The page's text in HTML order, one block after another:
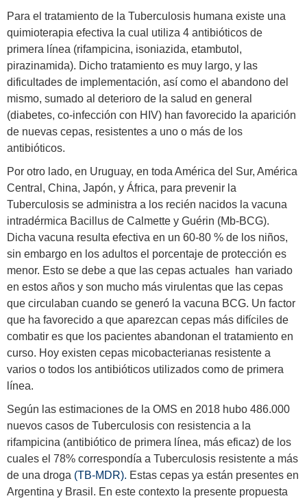
Para el tratamiento de la Tuberculosis humana existe una
quimioterapia efectiva la cual utiliza 4 antibióticos de
primera línea (rifampicina, isoniazida, etambutol,
pirazinamida). Dicho tratamiento es muy largo, y las
dificultades de implementación, así como el abandono del
mismo, sumado al deterioro de la salud en general
(diabetes, co-infección con HIV) han favorecido la aparición
de nuevas cepas, resistentes a uno o más de los
antibióticos.
Por otro lado, en Uruguay, en toda América del Sur, América
Central, China, Japón, y África, para prevenir la
Tuberculosis se administra a los recién nacidos la vacuna
intradérmica Bacillus de Calmette y Guérin (Mb-BCG).
Dicha vacuna resulta efectiva en un 60-80 % de los niños,
sin embargo en los adultos el porcentaje de protección es
menor. Esto se debe a que las cepas actuales han variado
en estos años y son mucho más virulentas que las cepas
que circulaban cuando se generó la vacuna BCG. Un factor
que ha favorecido a que aparezcan cepas más difíciles de
combatir es que los pacientes abandonan el tratamiento en
curso. Hoy existen cepas micobacterianas resistente a
varios o todos los antibióticos utilizados como de primera
línea.
Según las estimaciones de la OMS en 2018 hubo 486.000
nuevos casos de Tuberculosis con resistencia a la
rifampicina (antibiótico de primera línea, más eficaz) de los
cuales el 78% correspondía a Tuberculosis resistente a más
de una droga (TB-MDR). Estas cepas ya están presentes en
Argentina y Brasil. En este contexto la presente propuesta